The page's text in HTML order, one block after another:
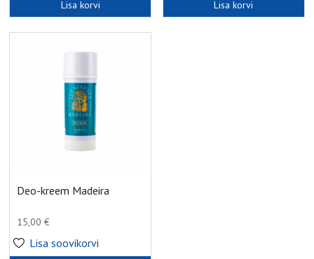
Lisa korvi Lisa korvi
Deo-kreem Madeira
15,00€
Lisa soovikorvi